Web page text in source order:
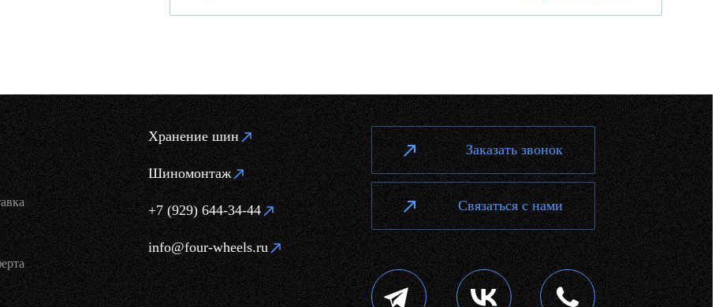
Хранение шин
Шиномонтаж
+7 (929) 644-34-44
info@four-wheels.ru
Заказать звонок
Связаться с нами